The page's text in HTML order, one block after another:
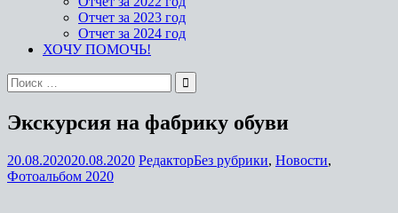
Отчет за 2023 год
Отчет за 2024 год
ХОЧУ ПОМОЧЬ!
Экскурсия на фабрику обуви
20.08.202020.08.2020 РедакторБез рубрики, Новости,
Фотоальбом 2020